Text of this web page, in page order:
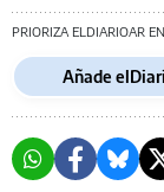
PRIORIZA ELDIARIOAR
Añade